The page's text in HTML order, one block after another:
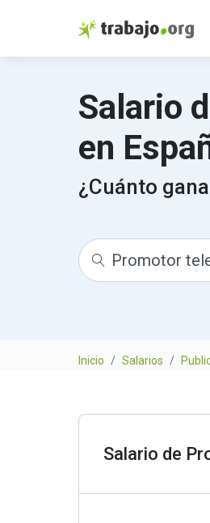
Salario
en
¿Cuánto
Inicio Salarios
Salario de